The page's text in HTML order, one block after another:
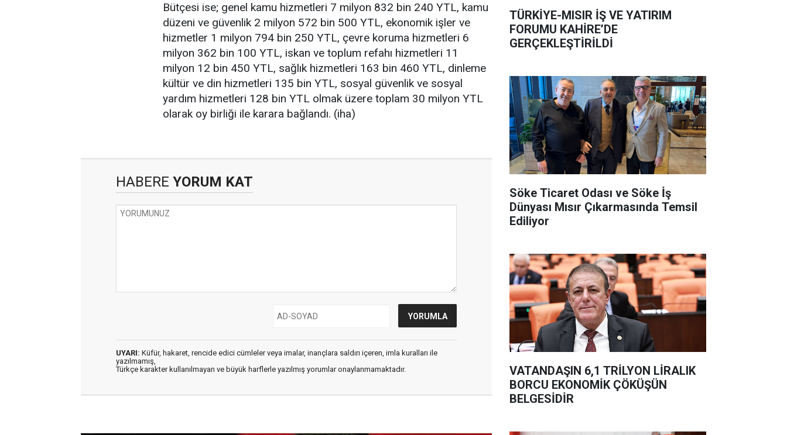
Bütçesi ise; genel kamu hizmetleri 7 milyon 832 bin 240 YTL, kamu
düzeni ve güvenlik 2 milyon 572 bin 500 YTL, ekonomik işler ve
hizmetler 1 milyon 794 bin 250 YTL, çevre koruma hizmetleri 6
milyon 362 bin 100 YTL, iskan ve toplum refahı hizmetleri 11
milyon 12 bin 450 YTL, sağlık hizmetleri 163 bin 460 YTL, dinleme
kültür ve din hizmetleri 135 bin YTL, sosyal güvenlik ve sosyal
yardım hizmetleri 128 bin YTL olmak üzere toplam 30 milyon YTL
olarak oy birliği ile karara bağlandı. (iha)
HABERE YORUM KAT
UYARI: Küfür, hakaret, rencide edici cümleler veya imalar, inançlara saldırı içeren, imla kuralları ile
yazılmamış,
Türkçe karakter kullanılmayan ve büyük harflerle yazılmış yorumlar onaylanmamaktadır.
TÜRKİYE-MISIR İŞ VE YATIRIM
FORUMU KAHİRE’DE
GERÇEKLEŞTİRİLDİ
Söke Ticaret Odası ve Söke İş
Dünyası Mısır Çıkarmasında Temsil
Ediliyor
VATANDAŞIN 6,1 TRİLYON LİRALIK
BORCU EKONOMİK ÇÖKÜŞÜN
BELGESİDİR